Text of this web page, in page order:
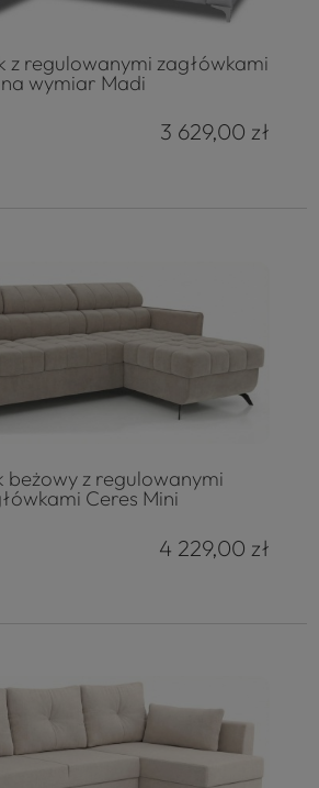
z regulowanymi zagłówkami
na wymiar Madi
3 629,00 zł
beżowy z regulowanymi
Ceres Mini
4 229,00 zł